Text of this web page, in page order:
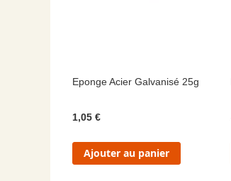
Eponge Acier Galvanisé 25g
1,05 €
Ajouter au panier